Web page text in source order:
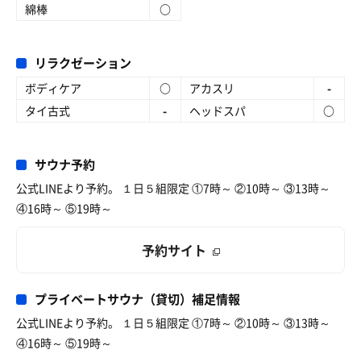
綿棒
○
リラクゼーション
ボディケア ○ アカスリ
-
タイ古式
- ヘッドスパ ○
サウナ予約
公式LINEより予約。 １日５組限定 ①7時～ ②10時～ ③13時～
④16時～ ⑤19時～
予約サイト
プライベートサウナ（貸切）補足情報
公式LINEより予約。 １日５組限定 ①7時～ ②10時～ ③13時～
④16時～ ⑤19時～